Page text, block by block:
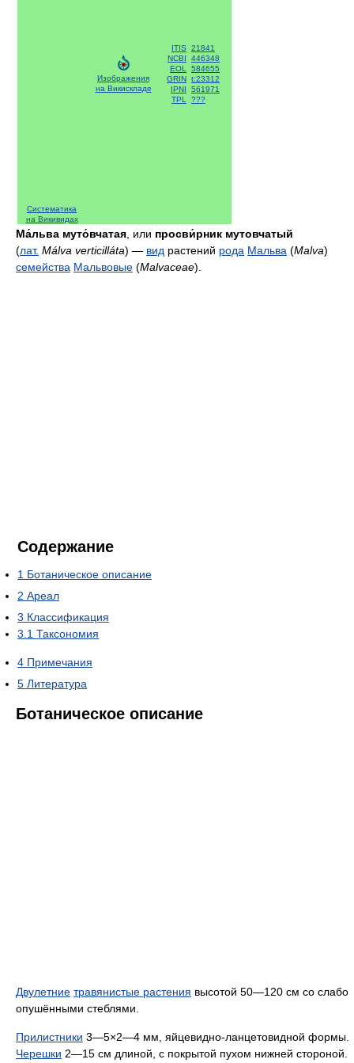
Систематика
на Викивидах
Изображения
на Викискладе
ITIS
21841
NCBI
446348
EOL
584655
GRIN t:23312
IPNI
561971
TPL
???
Ма́льва муто́вчатая , или просви́рник мутовчатый
(лат. Málva verticilláta) — вид растений рода Мальва (Malva)
семейства Мальвовые (Malvaceae).
Содержание
1 Ботаническое описание
2 Ареал
3 Классификация
3.1 Таксономия
4 Примечания
5 Литература
Ботаническое описание
Двулетние травянистые растения высотой 50—120 см со слабо
опушёнными стеблями.
Прилистники 3—5×2—4 мм, яйцевидно-ланцетовидной формы.
Черешки 2—15 см длиной, с покрытой пухом нижней стороной.